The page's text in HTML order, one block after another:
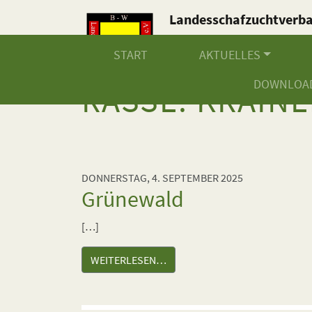
Baden-Württemberg
START AKTUELLES
RASSE:
DONNERSTAG, 4. SEPTEMBER 2025
Grünewald
[…]
WEITERLESEN…